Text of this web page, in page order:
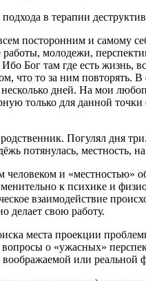
в терапии
посторонним и самому
молодежи,
Ибо Бог там где есть
что то за ним
дней. На мои
только для данной
Погулял дня
потянулась, местность,
и «местностью»
к психике и
взаимодействие
делает свою работу.
места проекции
о «ужасных»
или реальной